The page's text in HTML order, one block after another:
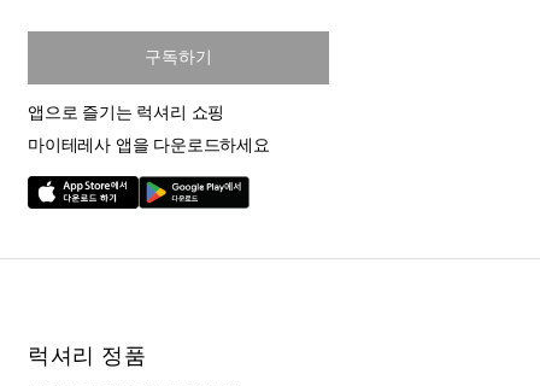
구독하기
앱으로 즐기는 럭셔리 쇼핑
마이테레사 앱을 다운로드하세요
럭셔리 정품